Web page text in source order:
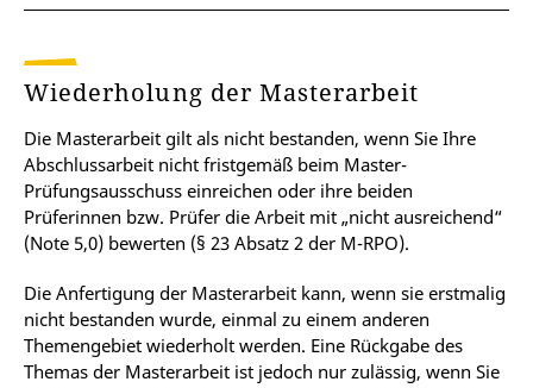
Wiederholung der Masterarbeit
Die Masterarbeit gilt als nicht bestanden, wenn Sie Ihre
Abschlussarbeit nicht fristgemäß beim Master-
Prüfungsausschuss einreichen oder ihre beiden
Prüferinnen bzw. Prüfer die Arbeit mit „nicht ausreichend“
(Note 5,0) bewerten (§ 23 Absatz 2 der M-RPO).
Die Anfertigung der Masterarbeit kann, wenn sie erstmalig
nicht bestanden wurde, einmal zu einem anderen
Themengebiet wiederholt werden. Eine Rückgabe des
Themas der Masterarbeit ist jedoch nur zulässig, wenn Sie